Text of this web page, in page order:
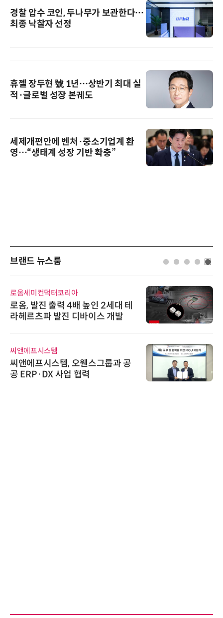
경찰 압수 코인, 두나무가 보관한다…
최종 낙찰자 선정
휴젤 장두현 號 1년…상반기 최대 실
적·글로벌 성장 본궤도
세제개편안에 벤처·중소기업계 환
영…“생태계 성장 기반 확충”
브랜드 뉴스룸
로옴세미컨덕터코리아
로옴, 발진 출력 4배 높인 2세대 테
라헤르츠파 발진 디바이스 개발
씨앤에프시스템
씨앤에프시스템, 오웬스그룹과 공
공 ERP·DX 사업 협력